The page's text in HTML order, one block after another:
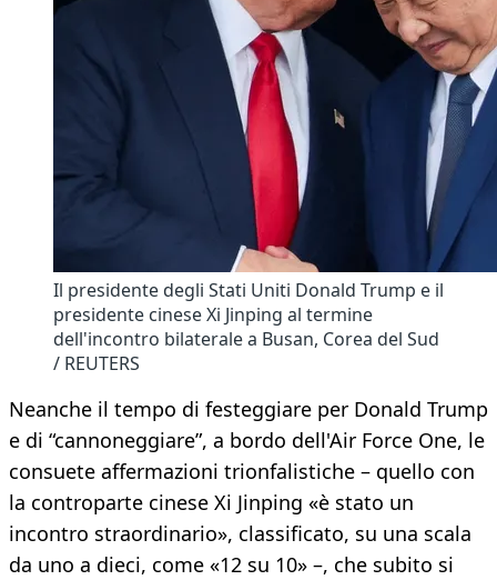
Il presidente degli Stati Uniti Donald Trump e il
presidente cinese Xi Jinping al termine
dell'incontro bilaterale a Busan, Corea del Sud
/ REUTERS
Neanche il tempo di festeggiare per Donald Trump
e di “cannoneggiare”, a bordo dell'Air Force One, le
consuete affermazioni trionfalistiche – quello con
la controparte cinese Xi Jinping «è stato un
incontro straordinario», classificato, su una scala
da uno a dieci, come «12 su 10» –, che subito si